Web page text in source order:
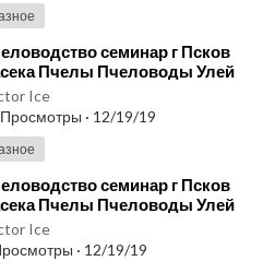
семинар г Псков
Пчелы Пчеловоды Улей
Бакфаст Пчелосемья
9
Ice
· 12/19/19
семинар г Псков
Пчелы Пчеловоды Улей
Бакфаст Пчелосемья
12
Ice
· 12/19/19